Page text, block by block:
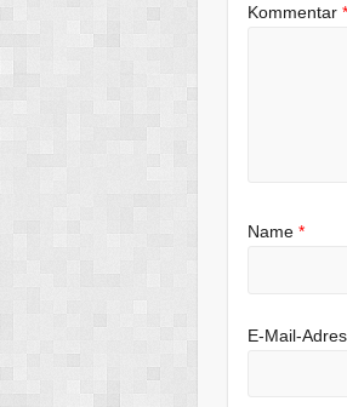
Kommentar*
Name*
E-Mail-